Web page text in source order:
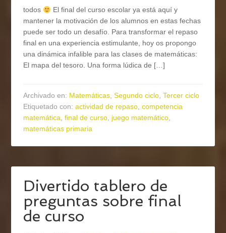
todos
El final del curso escolar ya está aquí y
mantener la motivación de los alumnos en estas fechas
puede ser todo un desafío. Para transformar el repaso
final en una experiencia estimulante, hoy os propongo
una dinámica infalible para las clases de matemáticas:
El mapa del tesoro. Una forma lúdica de […]
Archivado en: Matemáticas,Segundo ciclo,Tercer ciclo
Etiquetado con:actividad de repaso,competencia
matemática,final de curso, juego matemático,
matemáticas primaria
Divertido tablero de
preguntas sobre final
de curso